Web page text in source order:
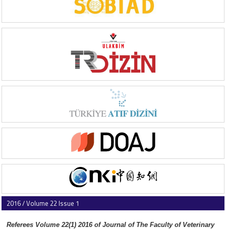
2016 / Volume 22 Issue 1
Referees Volume 22(1) 2016 of Journal of The Faculty of Veterinary